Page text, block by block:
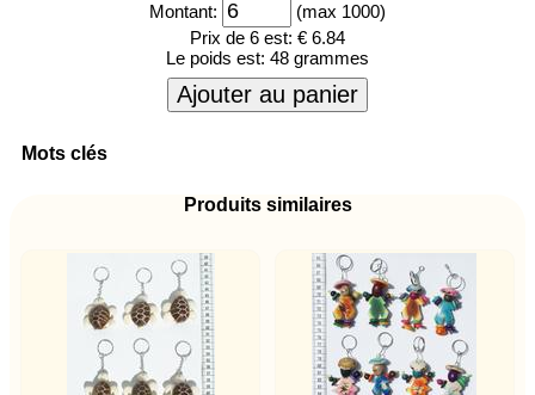
Montant:
(max 1000)
Prix de 6 est: € 6.84
Le poids est: 48 grammes
Ajouter au panier
Mots clés
Produits similaires